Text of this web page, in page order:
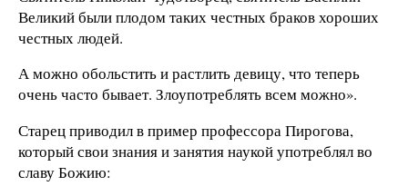
Великий были плодом таких честных браков хороших
честных людей.
А можно обольстить и растлить девицу, что теперь
очень часто бывает. Злоупотреблять всем можно».
Старец приводил в пример профессора Пирогова,
который свои знания и занятия наукой употреблял во
славу Божию: